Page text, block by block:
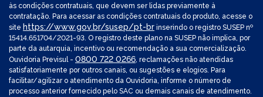
às condições contratuais, que devem ser lidas previamente à
contratação. Para acessar as condições contratuais do produto, acesse o
site https://www.gov.br/susep/pt-br inserindo o registro SUSEP nº
15414.651704/2021-93. O registro deste plano na SUSEP não implica, por
parte da autarquia, incentivo ou recomendação a sua comercialização.
Ouvidoria Previsul - 0800 722 0266, reclamações não atendidas
satisfatoriamente por outros canais, ou sugestões e elogios. Para
facilitar/agilizar o atendimento da Ouvidoria, informe o número de
processo anterior fornecido pelo SAC ou demais canais de atendimento.